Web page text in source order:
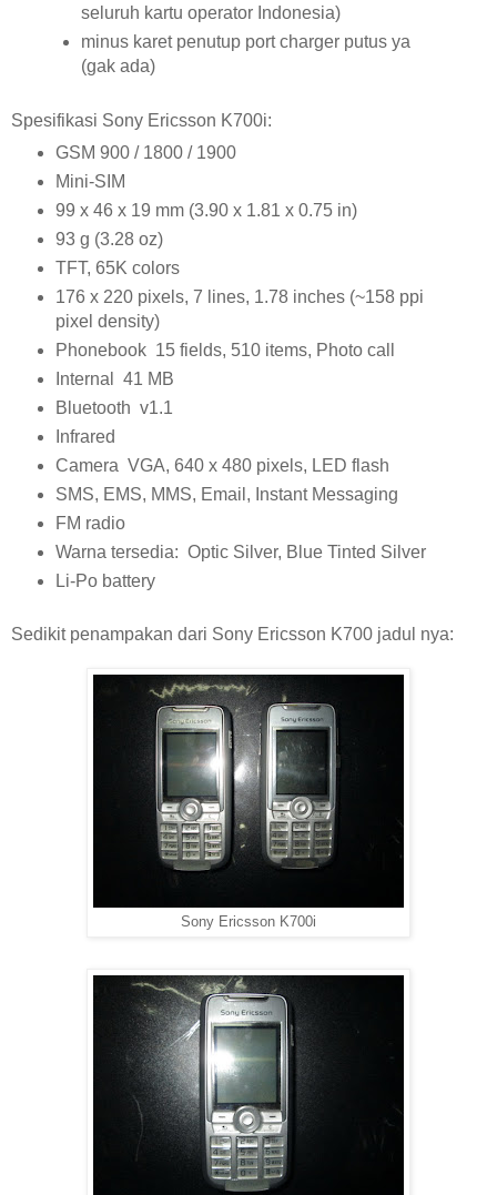
seluruh kartu operator Indonesia)
minus karet penutup port charger putus ya
(gak ada)
Spesifikasi Sony Ericsson K700i:
GSM 900 / 1800 / 1900
Mini-SIM
99 x 46 x 19 mm (3.90 x 1.81 x 0.75 in)
93 g (3.28 oz)
TFT, 65K colors
176 x 220 pixels, 7 lines, 1.78 inches (~158 ppi
pixel density)
Phonebook 15 fields, 510 items, Photo call
Internal 41 MB
Bluetooth v1.1
Infrared
Camera VGA, 640 x 480 pixels, LED flash
SMS, EMS, MMS, Email, Instant Messaging
FM radio
Warna tersedia: Optic Silver, Blue Tinted Silver
Li-Po battery
Sedikit penampakan dari Sony Ericsson K700 jadul nya:
Sony Ericsson K700i